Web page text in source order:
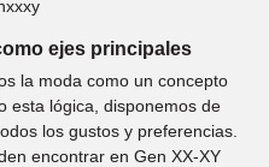
ejes principales
la moda como un concepto
esta lógica, disponemos de
los gustos y preferencias.
encontrar en Gen XX-XY